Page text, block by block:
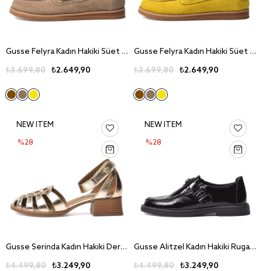
Gusse Felyra Kadın Hakiki Süet Deri Günlük Ayakkabı 1655-2
₺2.649,90
₺3.699,80
Gusse Felyra Kadın Hakiki Süet Deri Günlük Ayakkabı 1655-2
₺2.649,90
₺3.699,80
Gusse Serinda Kadın Hakiki Deri Yazlık Ayakkabı 260701
₺3.249,90
₺4.499,80
NEW ITEM
%28
Gusse Alitzel Kadın Hakiki Rugan Deri Loafer Ayakkabı 500-3
₺3.249,90
₺4.499,80
NEW ITEM
%28